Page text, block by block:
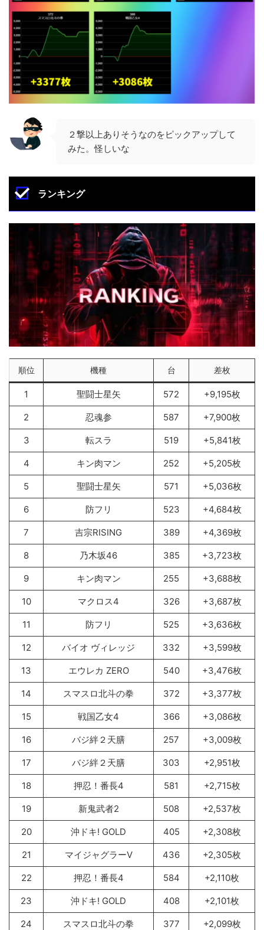
２撃以上ありそうなのをピックアップして
みた。怪しいな
ランキング
順位 機種 台 差枚
1 聖闘士星矢 572 +9,195枚
2 忍魂参 587 +7,900枚
3 転スラ 519 +5,841枚
4 キン肉マン 252 +5,205枚
5 聖闘士星矢 571 +5,036枚
6 防フリ 523 +4,684枚
7 吉宗RISING 389 +4,369枚
8 乃木坂46 385 +3,723枚
9 キン肉マン 255 +3,688枚
10 マクロス4 326 +3,687枚
11 防フリ 525 +3,636枚
12 バイオ ヴィレッジ 332 +3,599枚
13 エウレカ ZERO 540 +3,476枚
14 スマスロ北斗の拳 372 +3,377枚
15 戦国乙女4 366 +3,086枚
16 バジ絆２天膳 257 +3,009枚
17 バジ絆２天膳 303 +2,951枚
18 押忍！番長4 581 +2,715枚
19 新鬼武者2 508 +2,537枚
20 沖ドキ! GOLD 405 +2,308枚
21 マイジャグラーV 436 +2,305枚
22 押忍！番長4 584 +2,110枚
23 沖ドキ! GOLD 408 +2,101枚
24 スマスロ北斗の拳 377 +2,099枚